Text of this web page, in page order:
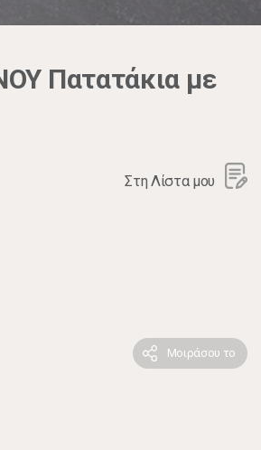
Πατατάκια με
Στη Λίστα μου
Μοιράσου το